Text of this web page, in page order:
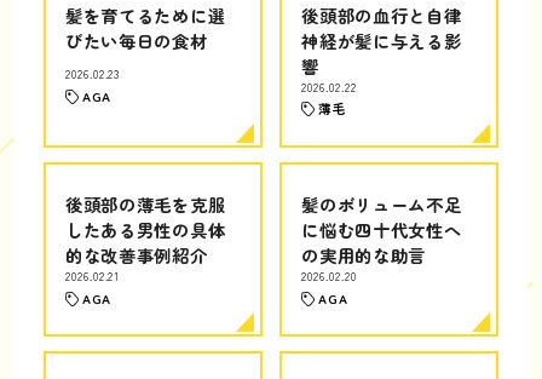
髪を育てるために選
びたい毎日の食材
2026.02.23
AGA
後頭部の血行と自律
神経が髪に与える影
響
2026.02.22
薄毛
後頭部の薄毛を克服
したある男性の具体
的な改善事例紹介
2026.02.21
AGA
髪のボリューム不足
に悩む四十代女性へ
の実用的な助言
2026.02.20
AGA